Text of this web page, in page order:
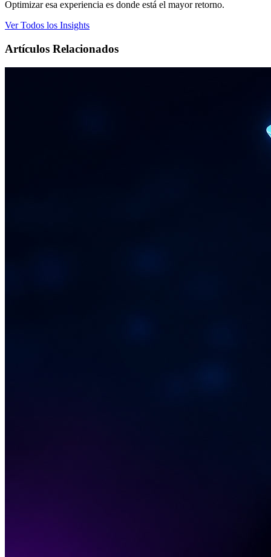
Optimizar esa experiencia es donde está el mayor retorno.
Ver Todos los Insights
Artículos Relacionados